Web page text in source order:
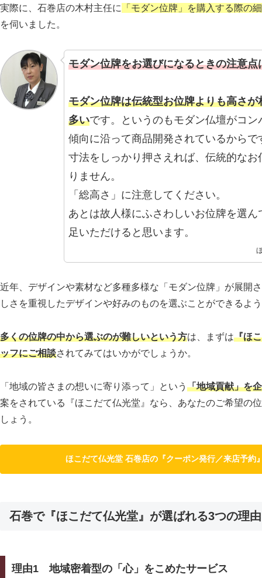
実際に、石巻店の木村主任に
「モダン位牌」を購入する際の
を伺いました。
モダン位牌をお選びになるときの注意点
モダン位牌は伝統型お位牌よりも高さ
多いです。というのもモダン仏壇がコ
傾向に沿って商品開発されているからで
寸法をしっかり押さえれば、伝統的な
りません。
「総高さ」に注意してください。
あとは故人様にふさわしいお位牌を選
足いただけると思います。
近年、デザインや素材など多種多様な「モダン位牌」が展開
しさを重視したデザインや好みのものを選ぶことができるよ
多くの位牌の中から選ぶのが難しいという方は、まずは『ほ
ッフにご相談されてみてはいかがでしょうか。
「地域の皆さまの想いに寄り添って」という 「地域貢献」を
案をされている『ほこだて仏光堂』なら、あなたのご希望の
しょう。
ほこだて仏光堂 石巻店の『クーポン発行／来店予約
石巻で『ほこだて仏光堂』が選ばれる3つの理由
理由1地域密着型の「心」をこめたサービス